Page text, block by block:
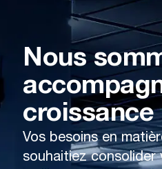
Nous
croissance
Vos besoins en
souhaitiez consolider